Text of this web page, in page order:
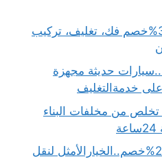
سيارة نقل عفش مكة بـ30%خصم فك، تغليف، تركيب
حديثة مجهزة
تخلص من مخلفات البناء
شركة نقل عفش بمكة بـ23%خصم..الخيارالأمثل لنقل